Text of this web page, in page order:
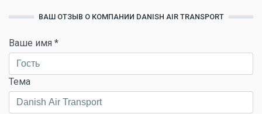
ВАШ ОТЗЫВ О КОМПАНИИ DANISH AIR TRANSPORT
Ваше имя *
Тема